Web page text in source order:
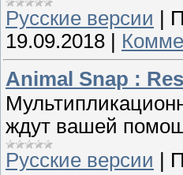
Русские версии
19.09.2018
Animal Snap :
ждут вашей
Русские версии |